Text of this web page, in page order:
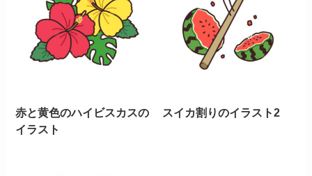
赤と黄色のハイビスカスの
イラスト
スイカ割りのイラスト2